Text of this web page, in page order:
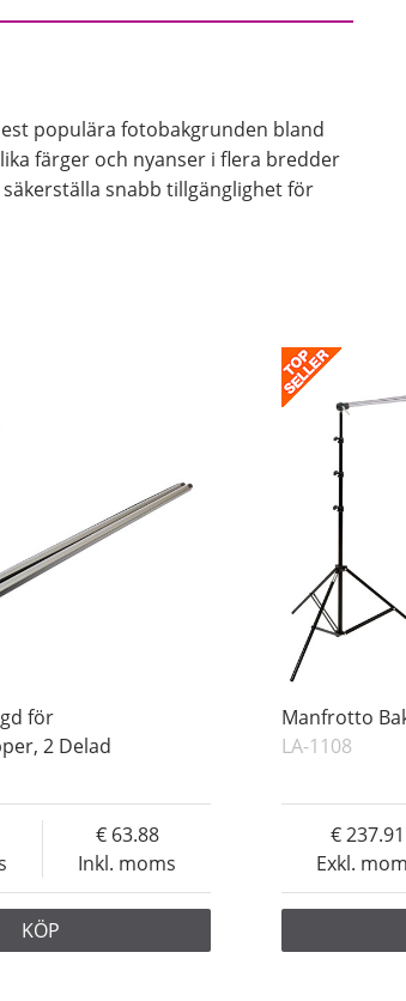
kan bli böjd eller att
bli vågigt. Vi erbjuder smarta
populära fotobakgrunden bland
färger och nyanser i flera bredder
snabb tillgänglighet för
för
2 Delad
Inkl. moms
63.88
KÖP
Manfrotto
LA-1108
Exkl.
237.91